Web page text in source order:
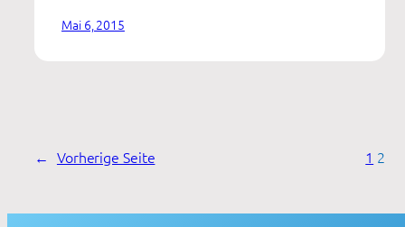
Mai 6, 2015
← Vorherige Seite 1 2